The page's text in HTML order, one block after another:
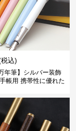
込)
年筆】シルバー装飾
帳用 携帯性に優れた